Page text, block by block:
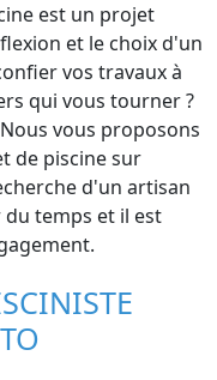
est un projet
et le choix d'un
vos travaux à
qui vous tourner ?
vous proposons
de piscine sur
d'un artisan
temps et il est